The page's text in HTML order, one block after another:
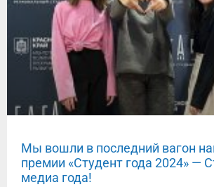
Мы вошли в последний вагон
премии «Студент года 2024» —
медиа года!